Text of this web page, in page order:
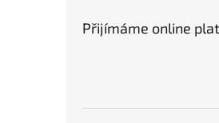
Přijímáme online